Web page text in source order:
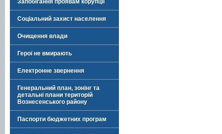
Запобігання проявам корупції
Соціальний захист населення
Очищення влади
Герої не вмирають
Електронне звернення
Генеральний план, зонінг та
детальні плани територій
Вознесенського району
Паспорти бюджетних програм